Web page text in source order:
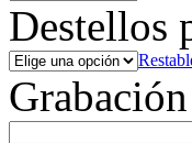
Destellos